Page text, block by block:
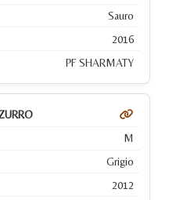
Sauro
2016
PF SHARMATY
M
Grigio
2012